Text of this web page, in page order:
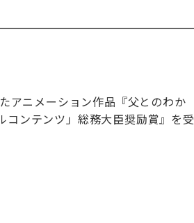
アニメーション作品『父とのわか
コンテンツ」総務大臣奨励賞』を受